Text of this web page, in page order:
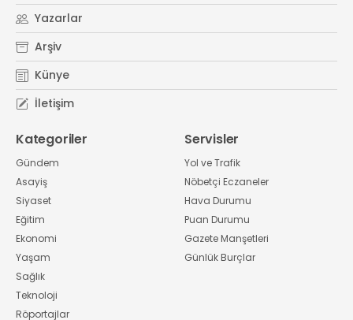
Yazarlar
Arşiv
Künye
İletişim
Kategoriler
Gündem
Asayiş
Siyaset
Eğitim
Ekonomi
Yaşam
Sağlık
Teknoloji
Röportajlar
Servisler
Yol ve Trafik
Nöbetçi Eczaneler
Hava Durumu
Puan Durumu
Gazete Manşetleri
Günlük Burçlar